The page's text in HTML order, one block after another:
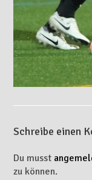
Schreibe einen
Du musst
zu können.